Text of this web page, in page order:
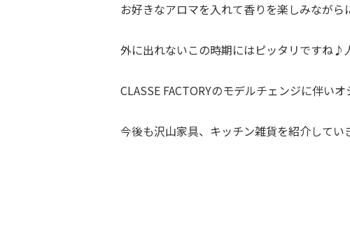
お好きなアロマを入れて香りを楽しみながら
外に出れないこの時期にはピッタリですね♪
CLASSE FACTORYのモデルチェンジに伴い
今後も沢山家具、キッチン雑貨を紹介して